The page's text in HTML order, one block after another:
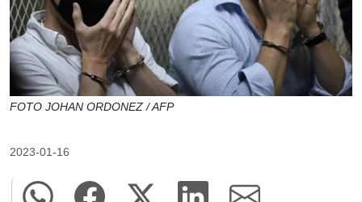
FOTO JOHAN ORDONEZ / AFP
2023-01-16